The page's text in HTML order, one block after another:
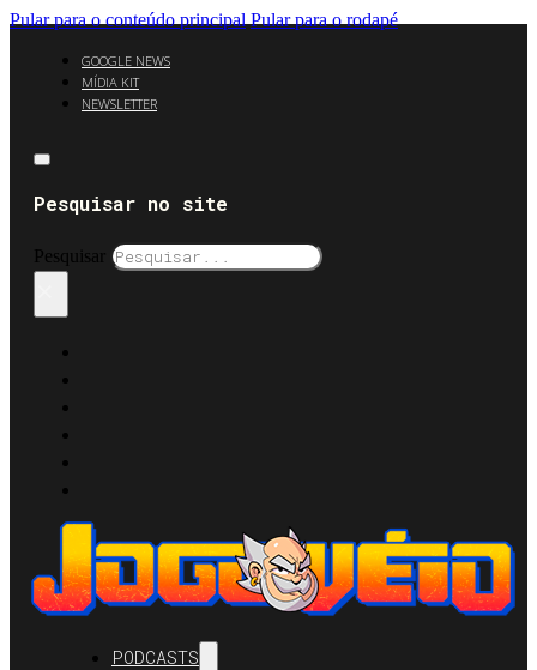
Pular para o conteúdo principal Pular para o rodapé
GOOGLE NEWS
MÍDIA KIT
NEWSLETTER
Pesquisar no site
Pesquisar
PODCASTS